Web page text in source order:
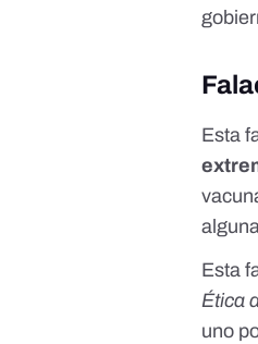
Esta
Esta
Ética
uno